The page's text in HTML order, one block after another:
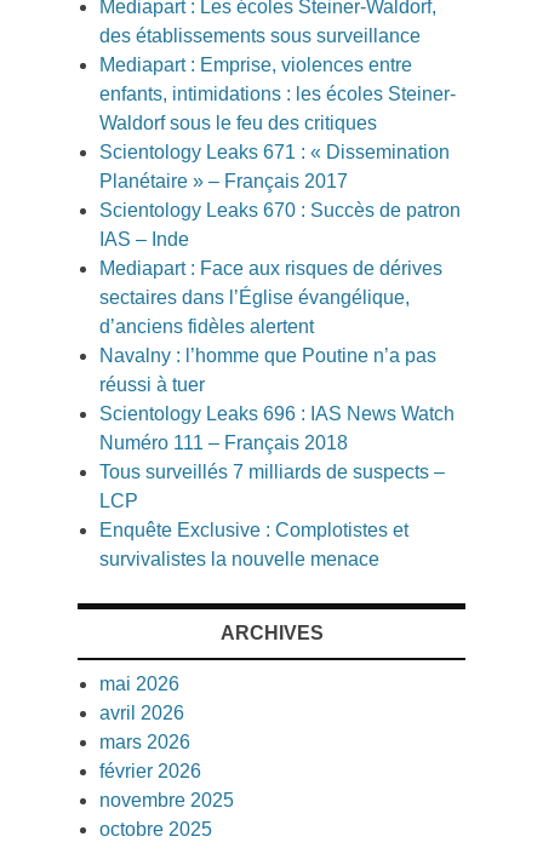
Mediapart : Les écoles Steiner-Waldorf,
des établissements sous surveillance
Mediapart : Emprise, violences entre
enfants, intimidations : les écoles Steiner-
Waldorf sous le feu des critiques
Scientology Leaks 671 : « Dissemination
Planétaire » – Français 2017
Scientology Leaks 670 : Succès de patron
IAS – Inde
Mediapart : Face aux risques de dérives
sectaires dans l’Église évangélique,
d’anciens fidèles alertent
Navalny : l’homme que Poutine n’a pas
réussi à tuer
Scientology Leaks 696 : IAS News Watch
Numéro 111 – Français 2018
Tous surveillés 7 milliards de suspects –
LCP
Enquête Exclusive : Complotistes et
survivalistes la nouvelle menace
ARCHIVES
mai 2026
avril 2026
mars 2026
février 2026
novembre 2025
octobre 2025